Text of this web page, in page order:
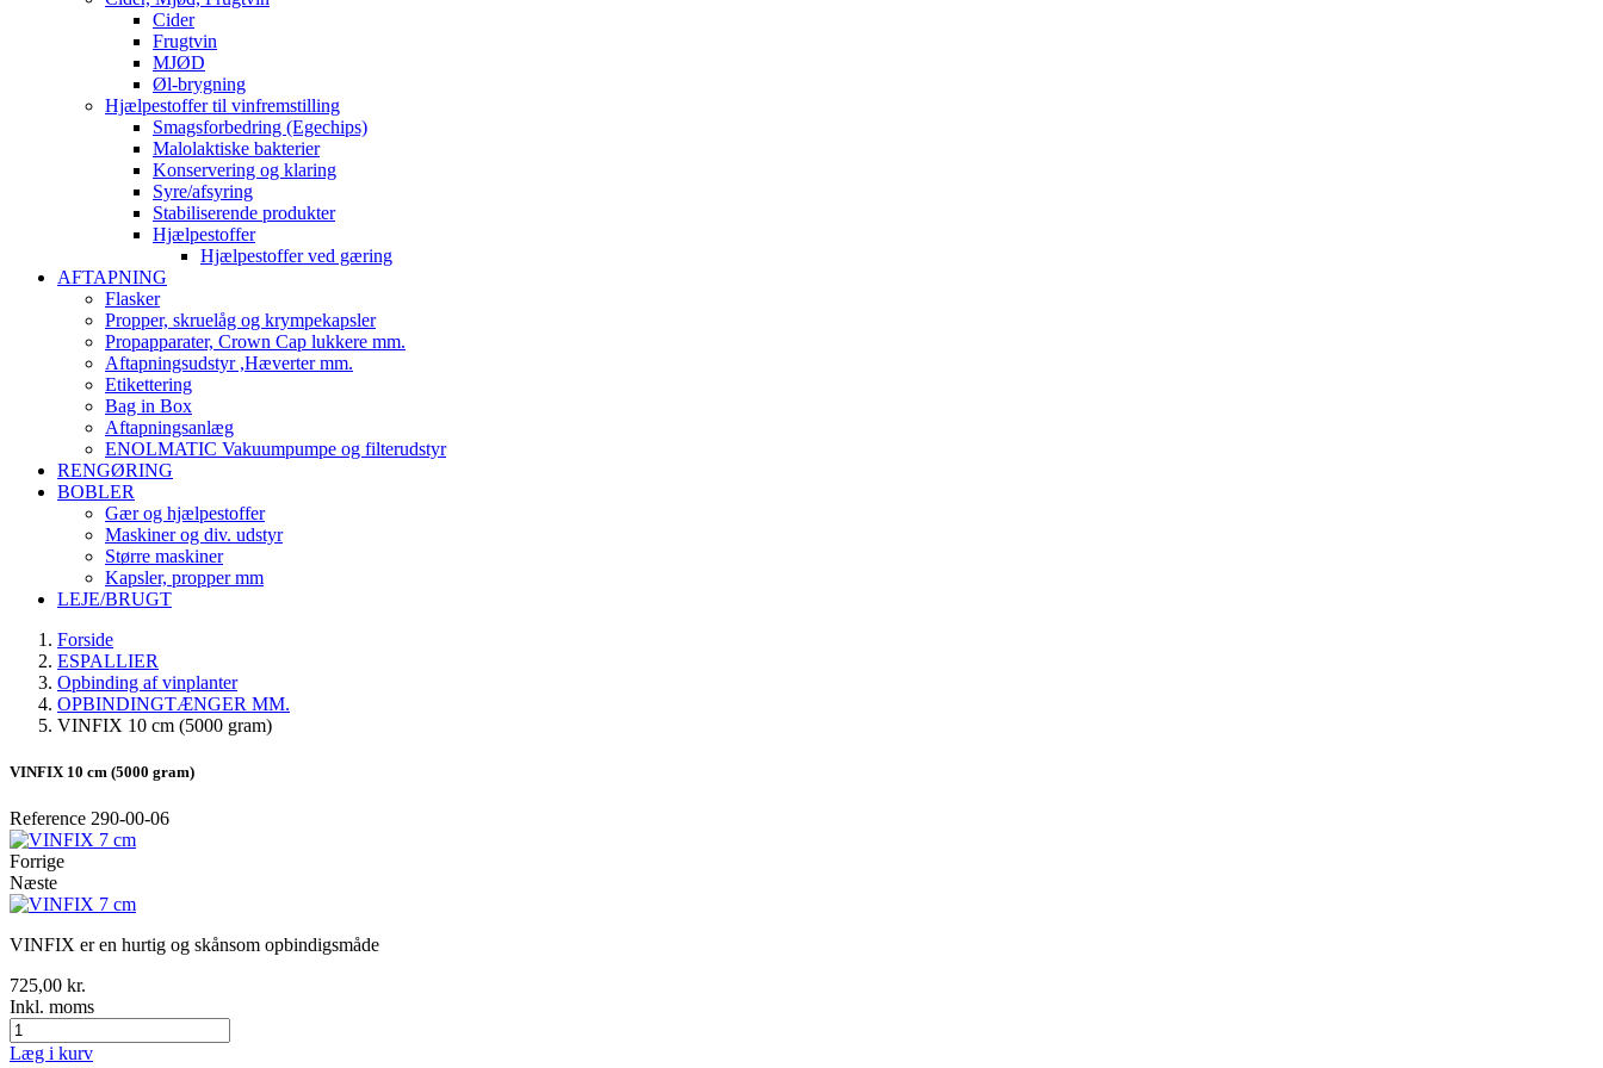
Cider
Frugtvin
MJØD
Øl-brygning
Hjælpestoffer til vinfremstilling
Smagsforbedring (Egechips)
Malolaktiske bakterier
Konservering og klaring
Syre/afsyring
Stabiliserende produkter
Hjælpestoffer
Hjælpestoffer ved gæring
AFTAPNING
Flasker
Propper, skruelåg og krympekapsler
Propapparater, Crown Cap lukkere mm.
Aftapningsudstyr ,Hæverter mm.
Etikettering
Bag in Box
Aftapningsanlæg
ENOLMATIC Vakuumpumpe og filterudstyr
RENGØRING
BOBLER
Gær og hjælpestoffer
Maskiner og div. udstyr
Større maskiner
Kapsler, propper mm
LEJE/BRUGT
Forside
ESPALLIER
Opbinding af vinplanter
OPBINDINGTÆNGER MM.
VINFIX 10 cm (5000 gram)
VINFIX 10 cm (5000 gram)
Reference 290-00-06
Forrige
Næste
VINFIX er en hurtig og skånsom opbindigsmåde
725,00 kr.
Inkl. moms
Læg i kurv